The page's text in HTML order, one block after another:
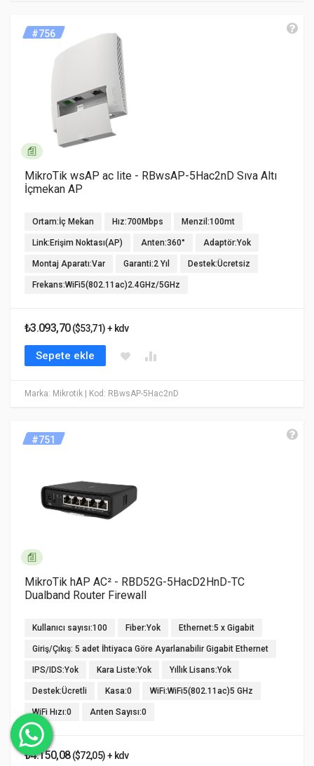
Marka: Mikrotik | Kod: RBwsAP-5Hac2nD
#756
MikroTik wsAP ac lite - RBwsAP-5Hac2nD Sıva Altı
İçmekan AP
Ortam:İç Mekan Hız:700Mbps Menzil:100mt
Link:Erişim Noktası(AP) Anten:360° Adaptör:Yok
Montaj Aparatı:Var Garanti:2 Yıl Destek:Ücretsiz
Frekans:WiFi5(802.11ac)2.4GHz/5GHz
₺3.093,70($53,71) + kdv
Sepete ekle
#751
MikroTik hAP AC² - RBD52G-5HacD2HnD-TC
Dualband Router Firewall
Kullanıcı sayısı:100 Fiber:Yok Ethernet:5 x Gigabit
Giriş/Çıkış: 5 adet İhtiyaca Göre Ayarlanabilir Gigabit Ethernet
IPS/IDS:Yok Kara Liste:Yok Yıllık Lisans:Yok
Destek:Ücretli Kasa:0 WiFi:WiFi5(802.11ac)5 GHz
WiFi Hızı:0 Anten Sayısı:0
₺4.150,08($72,05) + kdv